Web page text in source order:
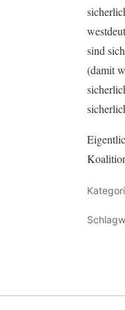
sind
(damit